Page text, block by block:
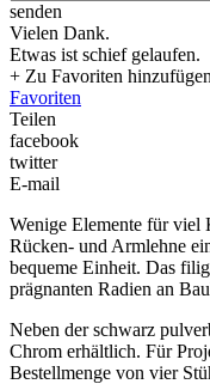
senden
Vielen Dank.
Etwas ist schief gelaufen.
+ Zu Favoriten hinzufügen
Favoriten
Teilen
facebook
twitter
E-mail
Wenige Elemente für
Rücken- und Armlehne
bequeme Einheit. Das
prägnanten Radien an
Neben der schwarz
Chrom erhältlich. Für
Bestellmenge von vier